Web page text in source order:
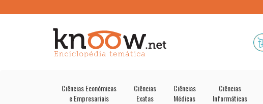
Ciências Económicas
e Empresariais
Ciências
Exatas
Ciências
Médicas
Ciências
Informáticas